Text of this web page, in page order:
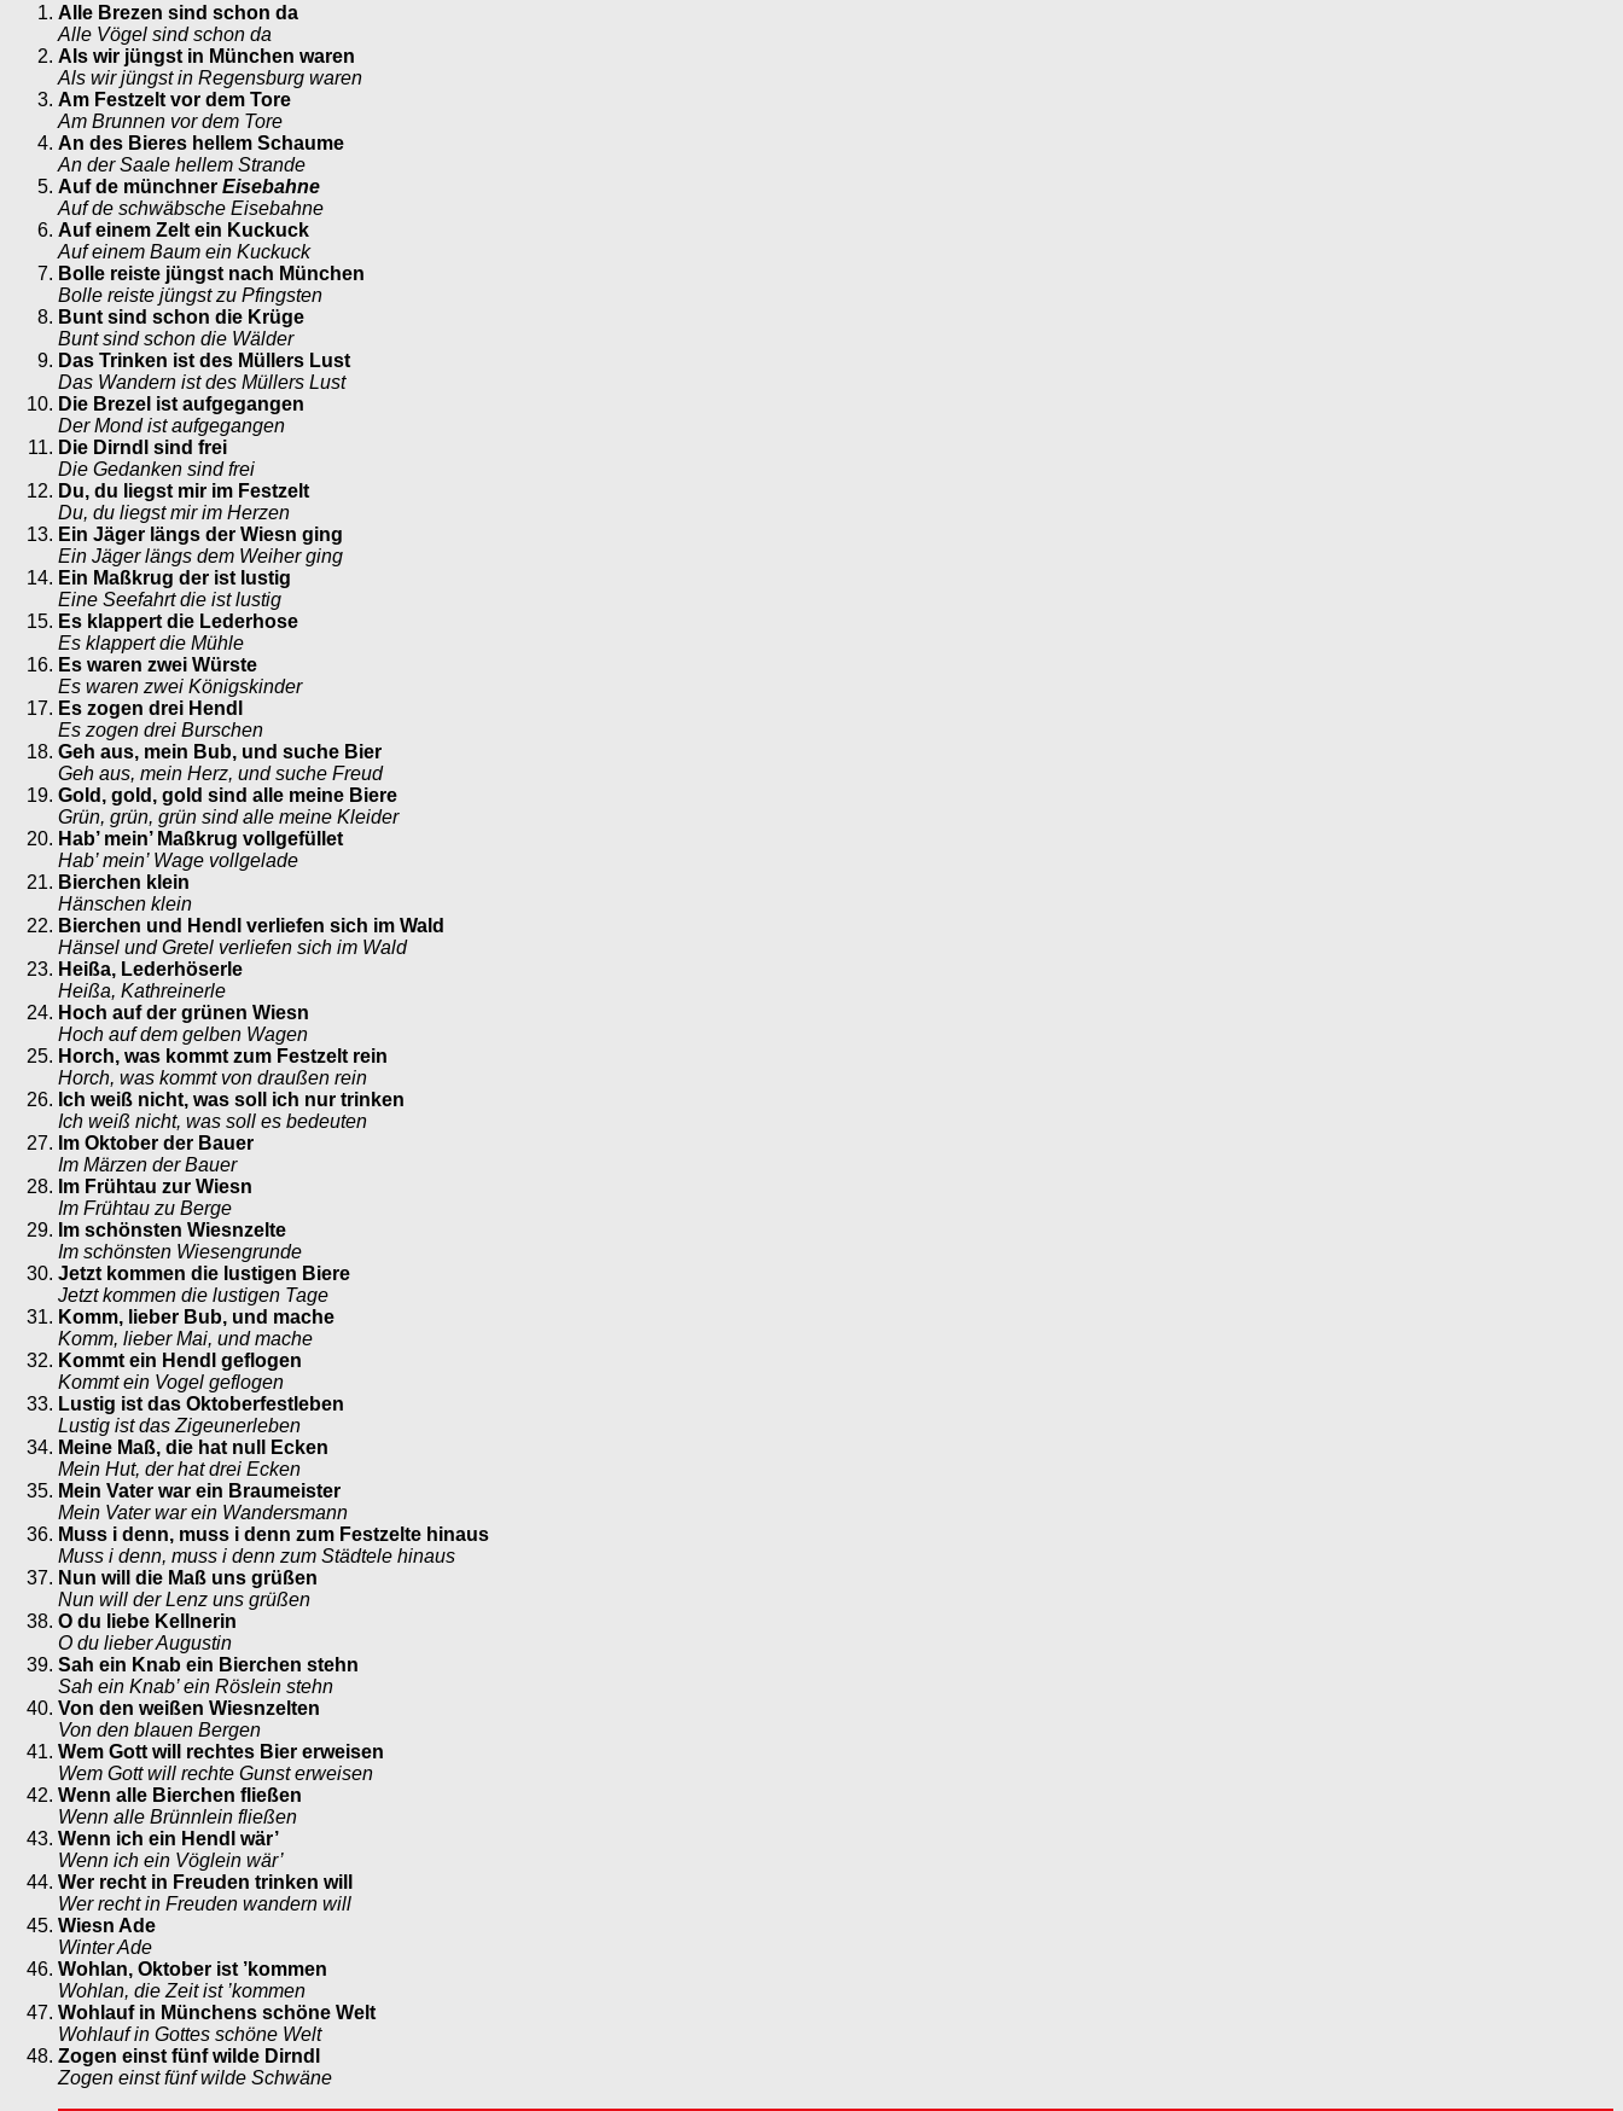
Alle Brezen sind schon da
Alle Vögel sind schon da
Als wir jüngst in München waren
Als wir jüngst in Regensburg waren
Am Festzelt vor dem Tore
Am Brunnen vor dem Tore
An des Bieres hellem Schaume
An der Saale hellem Strande
Auf de münchner Eisebahne
Auf de schwäbsche Eisebahne
Auf einem Zelt ein Kuckuck
Auf einem Baum ein Kuckuck
Bolle reiste jüngst nach München
Bolle reiste jüngst zu Pfingsten
Bunt sind schon die Krüge
Bunt sind schon die Wälder
Das Trinken ist des Müllers Lust
Das Wandern ist des Müllers Lust
Die Brezel ist aufgegangen
Der Mond ist aufgegangen
Die Dirndl sind frei
Die Gedanken sind frei
Du, du liegst mir im Festzelt
Du, du liegst mir im Herzen
Ein Jäger längs der Wiesn ging
Ein Jäger längs dem Weiher ging
Ein Maßkrug der ist lustig
Eine Seefahrt die ist lustig
Es klappert die Lederhose
Es klappert die Mühle
Es waren zwei Würste
Es waren zwei Königskinder
Es zogen drei Hendl
Es zogen drei Burschen
Geh aus, mein Bub, und suche Bier
Geh aus, mein Herz, und suche Freud
Gold, gold, gold sind alle meine Biere
Grün, grün, grün sind alle meine Kleider
Hab’ mein’ Maßkrug vollgefüllet
Hab’ mein’ Wage vollgelade
Bierchen klein
Hänschen klein
Bierchen und Hendl verliefen sich im Wald
Hänsel und Gretel verliefen sich im Wald
Heißa, Lederhöserle
Heißa, Kathreinerle
Hoch auf der grünen Wiesn
Hoch auf dem gelben Wagen
Horch, was kommt zum Festzelt rein
Horch, was kommt von draußen rein
Ich weiß nicht, was soll ich nur trinken
Ich weiß nicht, was soll es bedeuten
Im Oktober der Bauer
Im Märzen der Bauer
Im Frühtau zur Wiesn
Im Frühtau zu Berge
Im schönsten Wiesnzelte
Im schönsten Wiesengrunde
Jetzt kommen die lustigen Biere
Jetzt kommen die lustigen Tage
Komm, lieber Bub, und mache
Komm, lieber Mai, und mache
Kommt ein Hendl geflogen
Kommt ein Vogel geflogen
Lustig ist das Oktoberfestleben
Lustig ist das Zigeunerleben
Meine Maß, die hat null Ecken
Mein Hut, der hat drei Ecken
Mein Vater war ein Braumeister
Mein Vater war ein Wandersmann
Muss i denn, muss i denn zum Festzelte hinaus
Muss i denn, muss i denn zum Städtele hinaus
Nun will die Maß uns grüßen
Nun will der Lenz uns grüßen
O du liebe Kellnerin
O du lieber Augustin
Sah ein Knab ein Bierchen stehn
Sah ein Knab’ ein Röslein stehn
Von den weißen Wiesnzelten
Von den blauen Bergen
Wem Gott will rechtes Bier erweisen
Wem Gott will rechte Gunst erweisen
Wenn alle Bierchen fließen
Wenn alle Brünnlein fließen
Wenn ich ein Hendl wär’
Wenn ich ein Vöglein wär’
Wer recht in Freuden trinken will
Wer recht in Freuden wandern will
Wiesn Ade
Winter Ade
Wohlan, Oktober ist ’kommen
Wohlan, die Zeit ist ’kommen
Wohlauf in Münchens schöne Welt
Wohlauf in Gottes schöne Welt
Zogen einst fünf wilde Dirndl
Zogen einst fünf wilde Schwäne